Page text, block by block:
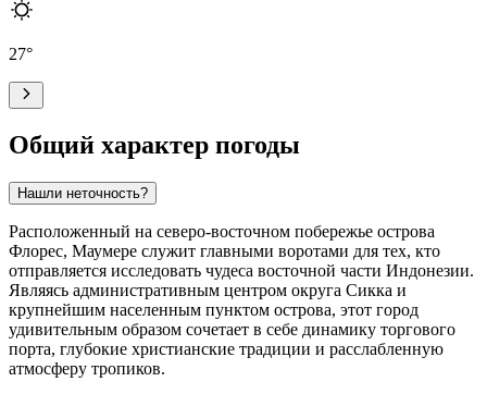
27°
Общий характер погоды
Нашли неточность?
Расположенный на северо-восточном побережье острова
Флорес, Маумере служит главными воротами для тех, кто
отправляется исследовать чудеса восточной части Индонезии.
Являясь административным центром округа Сикка и
крупнейшим населенным пунктом острова, этот город
удивительным образом сочетает в себе динамику торгового
порта, глубокие христианские традиции и расслабленную
атмосферу тропиков.